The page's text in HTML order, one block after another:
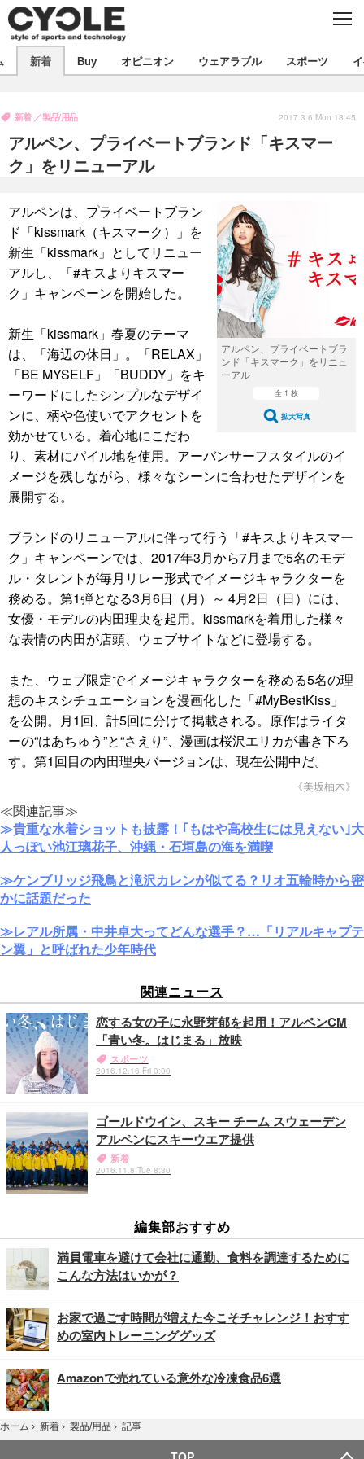
C
E
製品/用品
衣類
飲食
バックナンバー
コラム
インプレ
ボイス
デバイス
ビジネス
国内
選手
写真
動画
試乗会
スポーツ
ツアー
文化
芸能
出版／映画
話題
ファッション
写真
動画
ライフ
社会
政治
新着 Buy オピニオン ウェアラブル スポーツ
アルペン、プライベートブランド「キスマー
ク」をリニューアル
新着 製品/用品 2017.3.6 Mon 18:45
アルペン、プライベートブラ
ンド「キスマーク」をリニュ
ーアル
全 1 枚
拡大写真
アルペンは、プライベートブラン
ド「kissmark（キスマーク）」を
新生「kissmark」としてリニュー
アルし、「#キスよりキスマー
ク」キャンペーンを開始した。
新生「kissmark」春夏のテーマ
は、「海辺の休日」。「RELAX」
「BE MYSELF」「BUDDY」をキ
ーワードにしたシンプルなデザイ
ンに、柄や色使いでアクセントを
効かせている。着心地にこだわ
り、素材にパイル地を使用。アーバンサーフスタイルのイ
メージを残しながら、様々なシーンに合わせたデザインを
展開する。
ブランドのリニューアルに伴って行う「#キスよりキスマー
ク」キャンペーンでは、2017年3月から7月まで5名のモデ
ル・タレントが毎月リレー形式でイメージキャラクターを
務める。第1弾となる3月6日（月）～ 4月2日（日）には、
女優・モデルの内田理央を起用。kissmarkを着用した様々
な表情の内田が店頭、ウェブサイトなどに登場する。
また、ウェブ限定でイメージキャラクターを務める5名の理
想のキスシチュエーションを漫画化した「#MyBestKiss」
を公開。月1回、計5回に分けて掲載される。原作はライタ
ーの“はあちゅう”と“さえり”、漫画は桜沢エリカが書き下ろ
す。第1回目の内田理央バージョンは、現在公開中だ。
《美坂柚木》
≪関連記事≫
≫貴重な水着ショットも披露！｢もはや高校生には見えない｣大
人っぽい池江璃花子、沖縄・石垣島の海を満喫
≫ケンブリッジ飛鳥と滝沢カレンが似てる？リオ五輪時から密
かに話題だった
≫レアル所属・中井卓大ってどんな選手？…「リアルキャプテ
ン翼」と呼ばれた少年時代
関連ニュース
恋する女の子に永野芽郁を起用！アルペンCM
「青い冬。はじまる」放映
スポーツ
2016.12.16 Fri 0:00
ゴールドウイン、スキー チーム スウェーデン
アルペンにスキーウエア提供
新着
2016.11.8 Tue 8:30
編集部おすすめ
満員電車を避けて会社に通勤、食料を調達するために
こんな方法はいかが？
お家で過ごす時間が増えた今こそチャレンジ！おすす
めの室内トレーニンググッズ
Amazonで売れている意外な冷凍食品6選
ホーム › 新着 › 製品/用品 › 記事